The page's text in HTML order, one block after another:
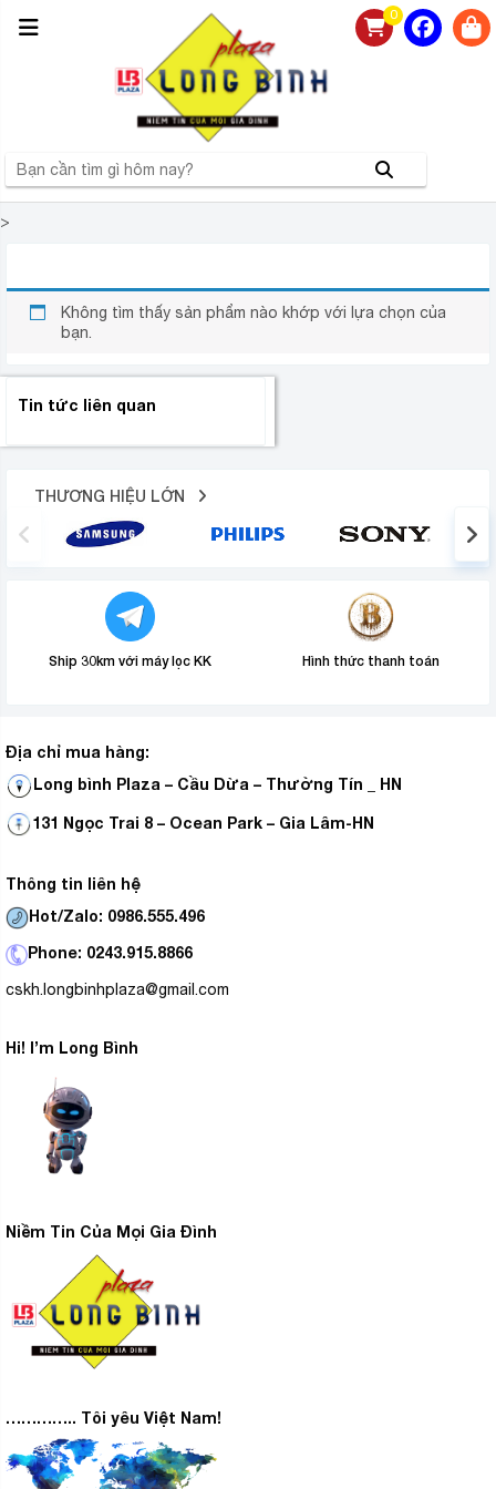
0
>
Không tìm thấy sản phẩm nào khớp với lựa chọn của
bạn.
Tin tức liên quan
THƯƠNG HIỆU LỚN
Ship 30km với máy lọc KK Hình thức thanh toán
Địa chỉ mua hàng:
Long bình Plaza – Cầu Dừa – Thường Tín _ HN
131 Ngọc Trai 8 – Ocean Park – Gia Lâm-HN
Thông tin liên hệ
Hot/Zalo: 0986.555.496
Phone: 0243.915.8866
cskh.longbinhplaza@gmail.com
Hi! I’m Long Bình
Niềm Tin Của Mọi Gia Đình
………….. Tôi yêu Việt Nam!